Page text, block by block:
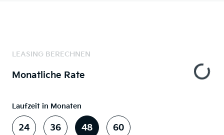
LEASING BERECHNEN
Monatliche Rate
Laufzeit in Monaten
24 36 48 60